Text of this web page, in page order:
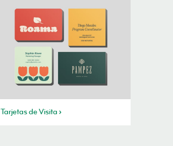
Tarjetas de Visita